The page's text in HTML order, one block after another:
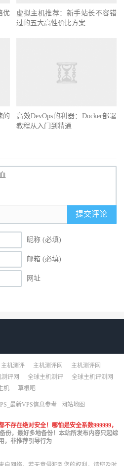
优
虚拟主机推荐：新手站长不容错
过的五大高性价比方案
的
高效DevOps的利器：Docker部署
教程从入门到精通
提交评论
昵称 (必填)
邮箱 (必填)
网址
主机测评 主机测评网
主机测评网
测评网 全球主机测评
全球主机评测网
机
草根吧
最新VPS信息参考 网站地图
存在绝对安全！哪怕是安全系数999999，
份，最好多地备份！本站所发布内容只起综
，非推荐引导行为